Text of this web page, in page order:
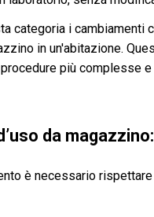
categoria i
in un'abitazione.
più complesse
da
è necessario